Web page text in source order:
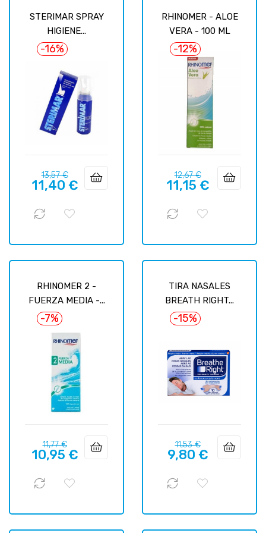
STERIMAR SPRAY
HIGIENE...
-16%
Prix
habituel
13,57 €Prix
11,40 €
RHINOMER - ALOE
VERA - 100 ML
-12%
Prix
habituel
12,67 €Prix
11,15 €
RHINOMER 2 -
FUERZA MEDIA -...
-7%
Prix
habituel
11,77 €Prix
10,95 €
TIRA NASALES
BREATH RIGHT...
-15%
Prix
habituel
11,53 €Prix
9,80 €